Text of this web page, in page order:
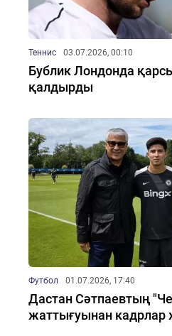
Теннис 03.07.2026, 00:10
Бублик Лондонда
қалдырды
Футбол 01.07.2026, 17:40
Дастан Сәтпаевтың
жаттығуынан кадрлар